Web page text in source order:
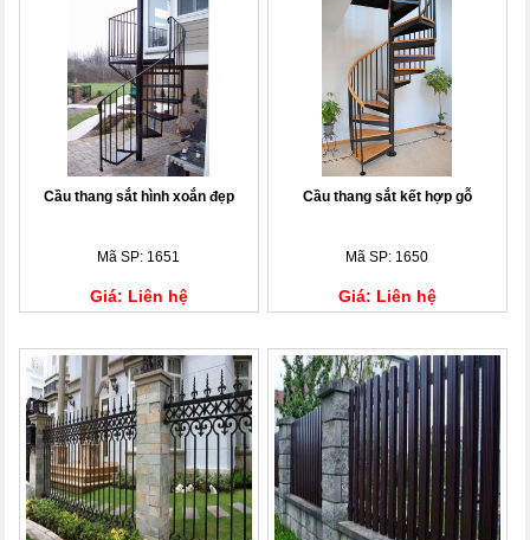
Cầu thang sắt hình xoắn đẹp
Mã SP: 1651
Giá: Liên hệ
Cầu thang sắt kết hợp gỗ
Mã SP: 1650
Giá: Liên hệ